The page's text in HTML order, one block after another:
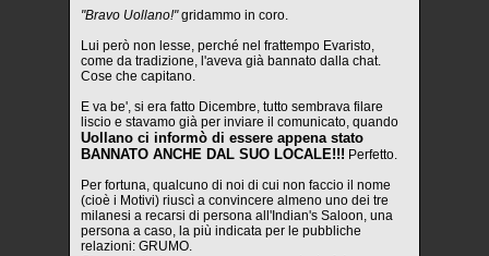
"Bravo Uollano!"gridammo in coro.
Lui però non lesse, perché nel frattempo Evaristo,
come da tradizione, l'aveva già bannato dalla chat.
Cose che capitano.
E va be', si era fatto Dicembre, tutto sembrava filare
liscio e stavamo già per inviare il comunicato, quando
Uollano ci informò di essere appena stato
BANNATO ANCHE DAL SUO LOCALE!!! Perfetto.
Per fortuna, qualcuno di noi di cui non faccio il nome
(cioè i Motivi) riuscì a convincere almeno uno dei tre
milanesi a recarsi di persona all'Indian's Saloon, una
persona a caso, la più indicata per le pubbliche
relazioni: GRUMO.